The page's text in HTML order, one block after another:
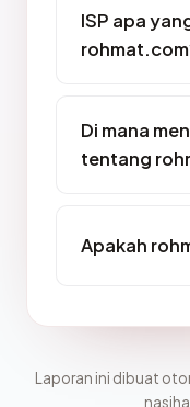
ISP apa
Di mana
tentang
Apakah
Laporan ini dibuat